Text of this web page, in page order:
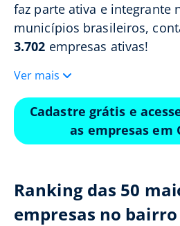
faz parte ativa e integrante
municípios brasileiros,
3.702 empresas ativas!
Ver mais
Cadastre grátis e
as empresas em
Ranking das 50
empresas no